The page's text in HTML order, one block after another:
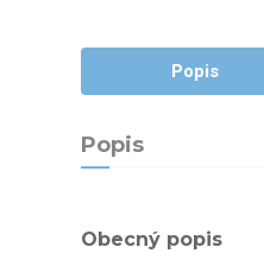
Popis
Popis
Obecný popis